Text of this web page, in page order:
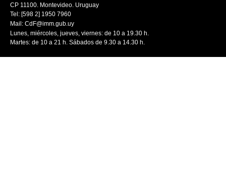
CP 11100. Montevideo. Uruguay
Tel: [598 2] 1950 7960
Mail: CdF@imm.gub.uy
Lunes, miércoles, jueves, viernes: de 10 a 19.30 h.
Martes: de 10 a 21 h. Sábados de 9.30 a 14.30 h.